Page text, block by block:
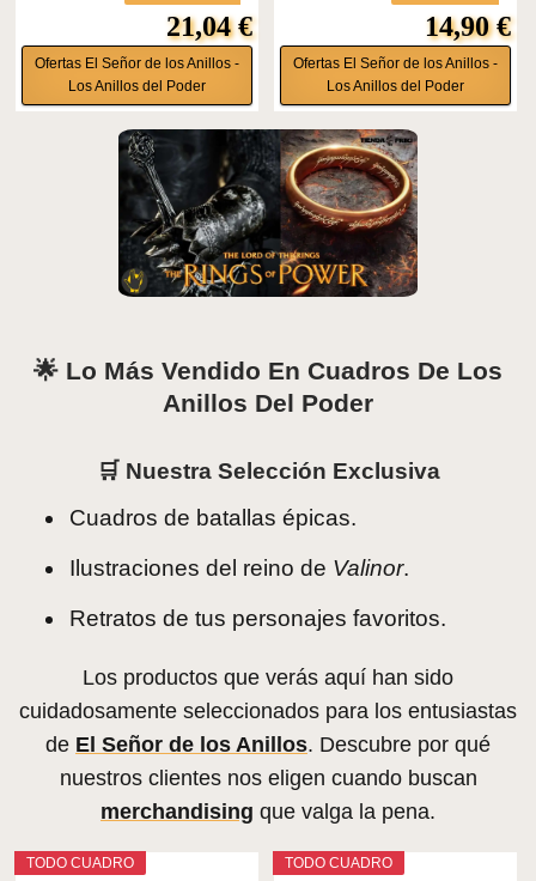
21,04 €
Ofertas El Señor de los Anillos -
Los Anillos del Poder
14,90 €
Ofertas El Señor de los Anillos -
Los Anillos del Poder
🌟 Lo Más Vendido En Cuadros De Los
Anillos Del Poder
🛒 Nuestra Selección Exclusiva
Cuadros de batallas épicas.
Ilustraciones del reino de Valinor.
Retratos de tus personajes favoritos.
Los productos que verás aquí han sido
cuidadosamente seleccionados para los entusiastas
de El Señor de los Anillos. Descubre por qué
nuestros clientes nos eligen cuando buscan
merchandising que valga la pena.
TODO CUADRO TODO CUADRO